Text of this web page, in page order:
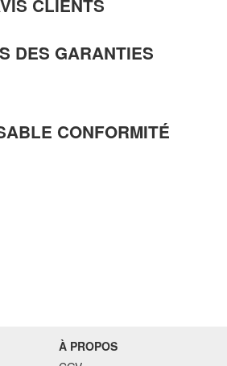
CLIENTS
DES GARANTIES
CONFORMITÉ
À PROPOS